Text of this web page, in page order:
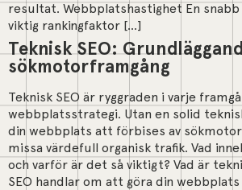
resultat. Webbplatshastighet En
viktig rankingfaktor […]
Teknisk SEO:
sökmotorframgång
Teknisk SEO är ryggraden i varje
webbplatsstrategi. Utan en solid
din webbplats att förbises av
missa värdefull organisk trafik. Vad
och varför är det så viktigt? Vad är
SEO handlar om att göra din